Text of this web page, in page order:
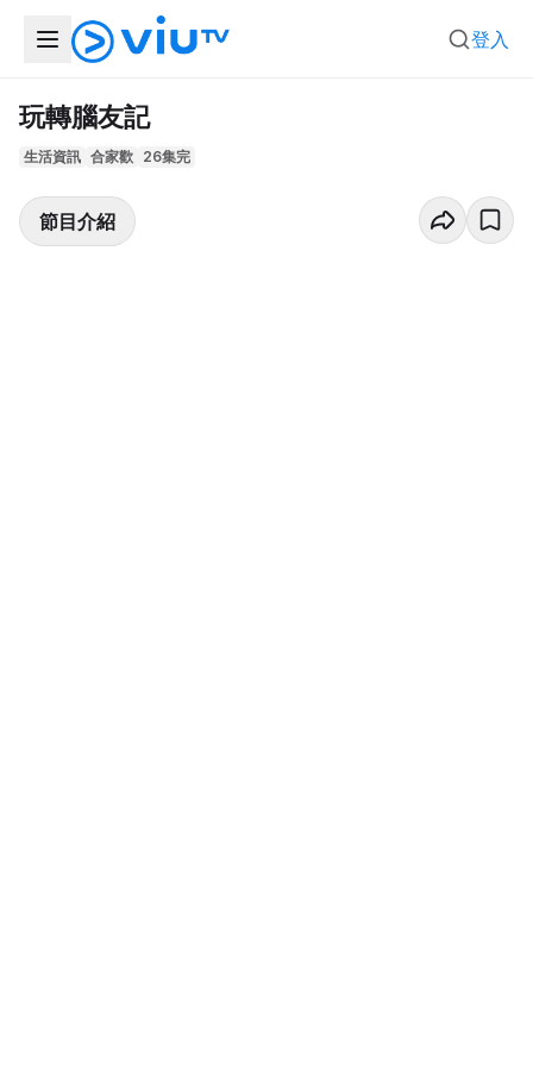
登入
玩轉腦友記
生活資訊 合家歡 26集完
節目介紹